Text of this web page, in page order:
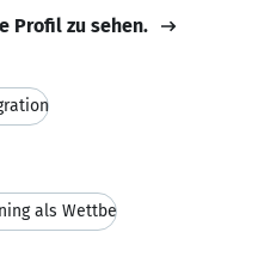
Profil zu sehen.
als Wettbe